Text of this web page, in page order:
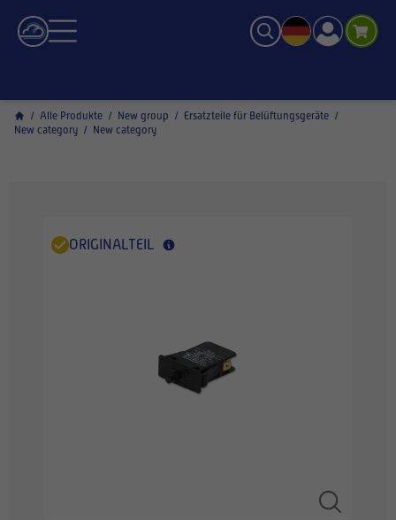
/ Alle Produkte / New group / Ersatzteile für Belüftungsgeräte /
New category / New category
ORIGINALTEIL